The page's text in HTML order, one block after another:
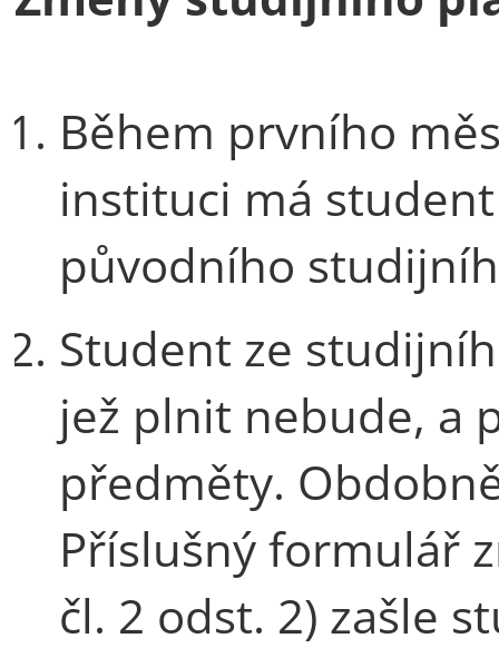
Během prvního
instituci má
původního
Student ze
jež plnit nebude, a
předměty.
Příslušný formulář
čl. 2 odst. 2) zašle